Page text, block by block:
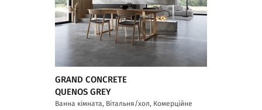
GRAND CONCRETE
QUENOS GREY
Ванна кімната, Вітальня/хол, Комерційне